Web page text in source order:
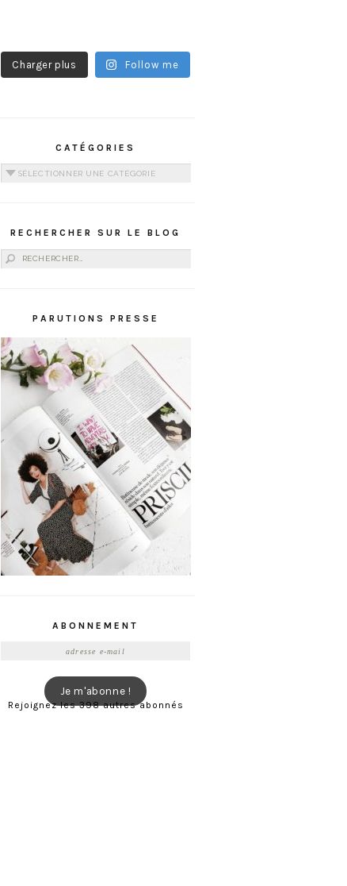
Charger plus Follow me
CATÉGORIES
Catégories
RECHERCHER SUR LE BLOG
Rechercher :
PARUTIONS PRESSE
ABONNEMENT
Je m'abonne !
Rejoignez les 398 autres abonnés